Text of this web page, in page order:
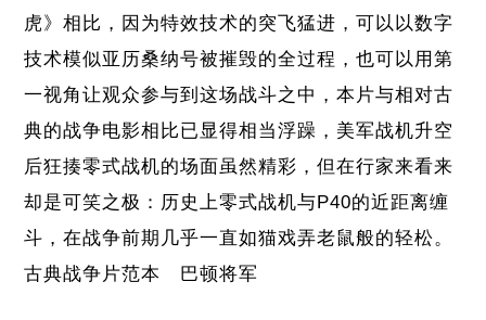
虎》相比，因为特效技术的突飞猛进，可以以数字
技术模似亚历桑纳号被摧毁的全过程，也可以用第
一视角让观众参与到这场战斗之中，本片与相对古
典的战争电影相比已显得相当浮躁，美军战机升空
后狂揍零式战机的场面虽然精彩，但在行家来看来
却是可笑之极：历史上零式战机与P40的近距离缠
斗，在战争前期几乎一直如猫戏弄老鼠般的轻松。
古典战争片范本 巴顿将军